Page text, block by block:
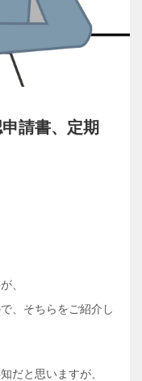
請書、定期
、
、そちらをご紹介し
だと思いますが、